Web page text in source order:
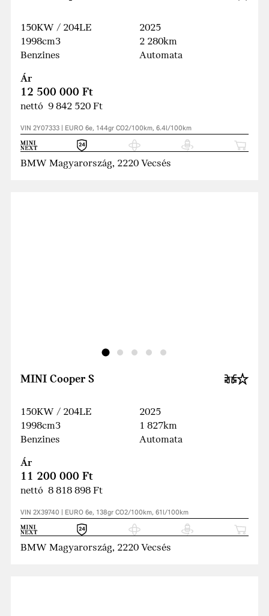
150KW / 204LE
1998cm3
Benzines
2025
2 280km
Automata
Ár
12 500 000 Ft
nettó 9 842 520 Ft
VIN 2Y07333 | EURO 6e, 144gr CO2/100km, 6.4l/100km
BMW Magyarország, 2220 Vecsés
MINI Cooper S
150KW / 204LE
1998cm3
Benzines
2025
1 827km
Automata
Ár
11 200 000 Ft
nettó 8 818 898 Ft
VIN 2X39740 | EURO 6e, 138gr CO2/100km, 61l/100km
BMW Magyarország, 2220 Vecsés